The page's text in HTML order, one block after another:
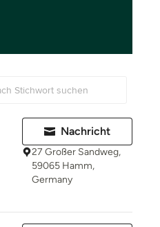
Nachricht
27 Großer Sandweg,
59065 Hamm,
Germany